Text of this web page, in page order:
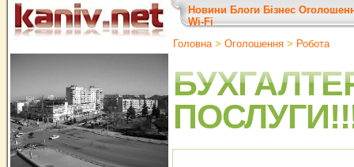
Новини Блоги Бізнес
Wi-Fi
Головна> Оголошення > Робота